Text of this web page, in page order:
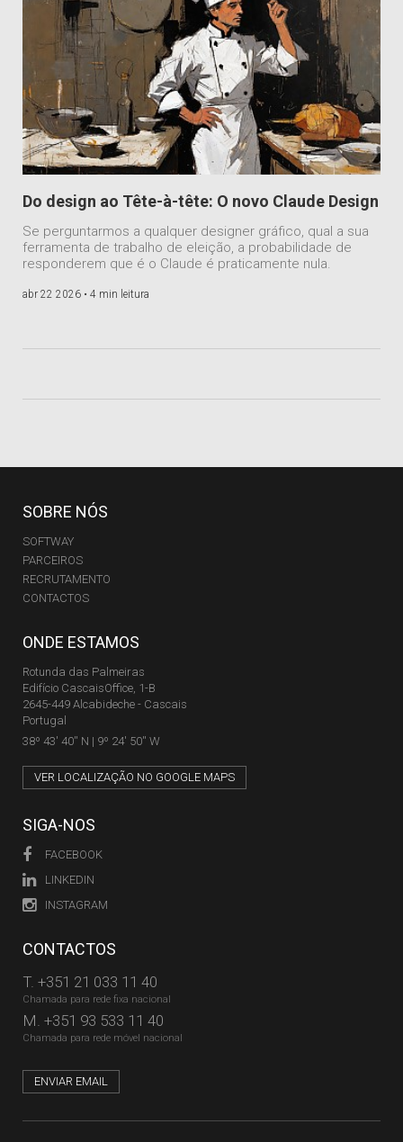
Do design ao Tête-à-tête: O novo Claude Design
Se perguntarmos a qualquer designer gráfico, qual a sua
ferramenta de trabalho de eleição, a probabilidade de
responderem que é o Claude é praticamente nula.
abr 22 2026 • 4 min leitura
SOBRE NÓS
SOFTWAY
PARCEIROS
RECRUTAMENTO
CONTACTOS
ONDE ESTAMOS
Rotunda das Palmeiras
Edifício CascaisOffice, 1-B
2645-449 Alcabideche - Cascais
Portugal
38º 43' 40'' N | 9º 24' 50'' W
VER LOCALIZAÇÃO NO GOOGLE MAPS
SIGA-NOS
FACEBOOK
LINKEDIN
INSTAGRAM
CONTACTOS
T. +351 21 033 11 40
Chamada para rede fixa nacional
M. +351 93 533 11 40
Chamada para rede móvel nacional
ENVIAR EMAIL